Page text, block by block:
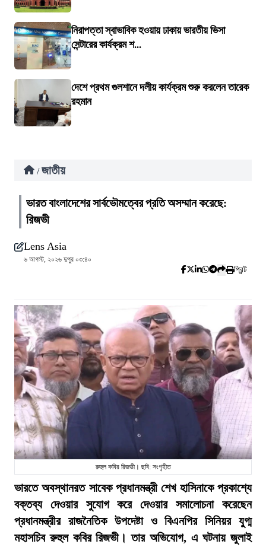
নিরাপত্তা স্বাভাবিক হওয়ায় ঢাকায় ভারতীয় ভিসা
সেন্টারের কার্যক্রম শ...
দেশে প্রথম গুলশানে দলীয় কার্যক্রম শুরু করলেন তারেক
রহমান
/ জাতীয়
ভারত বাংলাদেশের সার্বভৌমত্বের প্রতি অসম্মান করেছে:
রিজভী
Lens Asia
৬ আগস্ট, ২০২৬ দুপুর ০৩:৪০
প্রিন্ট
রুহুল কবির রিজভী। ছবি: সংগৃহীত
ভারতে অবস্থানরত সাবেক প্রধানমন্ত্রী শেখ হাসিনাকে প্রকাশ্যে
বক্তব্য দেওয়ার সুযোগ করে দেওয়ার সমালোচনা করেছেন
প্রধানমন্ত্রীর রাজনৈতিক উপদেষ্টা ও বিএনপির সিনিয়র যুগ্ম
মহাসচিব রুহুল কবির রিজভী। তার অভিযোগ, এ ঘটনায় জুলাই